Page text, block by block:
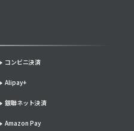
コンビニ決済
銀聯ネット決済
Amazon Pay
Alipay+